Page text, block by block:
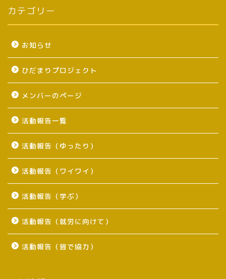
カテゴリー
お知らせ
ひだまりプロジェクト
メンバーのページ
活動報告一覧
活動報告（ゆったり）
活動報告（ワイワイ）
活動報告（学ぶ）
活動報告（就労に向けて）
活動報告（皆で協力）